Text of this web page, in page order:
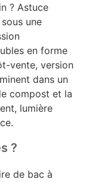
? Astuce
une
en forme
vente, version
dans un
compost et la
lumière
?
de bac à